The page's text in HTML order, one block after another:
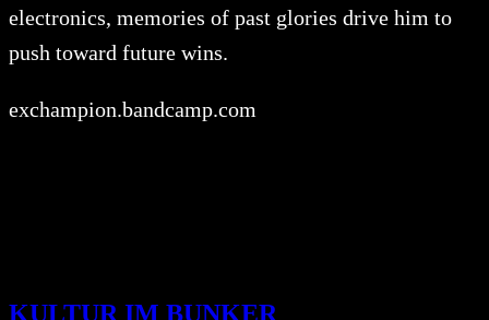
electronics, memories of past glories drive him to
push toward future wins.
exchampion.bandcamp.com
KULTUR IM BUNKER